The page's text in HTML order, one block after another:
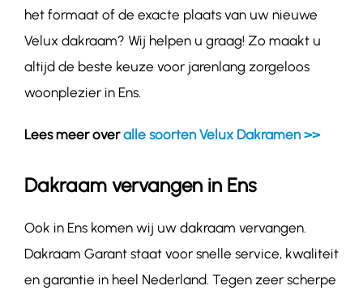
het formaat of de exacte plaats van uw nieuwe
Velux dakraam? Wij helpen u graag! Zo maakt u
altijd de beste keuze voor jarenlang zorgeloos
woonplezier in Ens.
Lees meer overalle soorten Velux Dakramen >>
Dakraam vervangen in Ens
Ook in Ens komen wij uw dakraam vervangen.
Dakraam Garant staat voor snelle service, kwaliteit
en garantie in heel Nederland. Tegen zeer scherpe